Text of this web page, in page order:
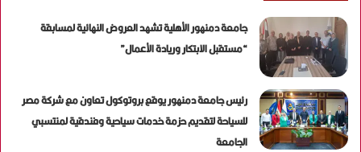
جامعة دمنهور الأهلية تشهد العروض النهائية لمسابقة
“مستقبل الابتكار وريادة الأعمال”
رئيس جامعة دمنهور يوقع بروتوكول تعاون مع شركة مصر
للسياحة لتقديم حزمة خدمات سياحية وفندقية لمنتسبي
الجامعة